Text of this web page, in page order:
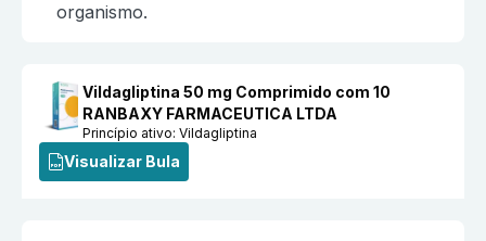
organismo.
Vildagliptina 50 mg Comprimido com 10
RANBAXY FARMACEUTICA LTDA
Princípio ativo:Vildagliptina
Visualizar Bula